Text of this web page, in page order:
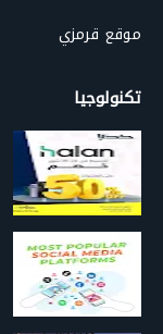
موقع قرمزي
تكنولوجيا